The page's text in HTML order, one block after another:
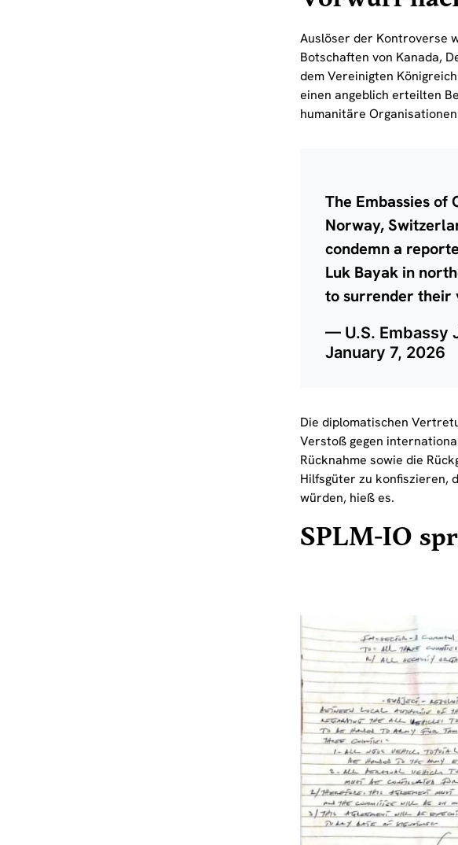
Auslöser der Kontroverse
Botschaften von Kanada,
dem Vereinigten
einen angeblich erteilten
humanitäre
The Embassies of
Norway,
condemn a
Luk Bayak in
to surrender their
— U.S. Embassy
January 7, 2026
Die diplomatischen
Verstoß gegen
Rücknahme sowie die
Hilfsgüter zu konfiszieren,
würden, hieß es.
SPLM-IO